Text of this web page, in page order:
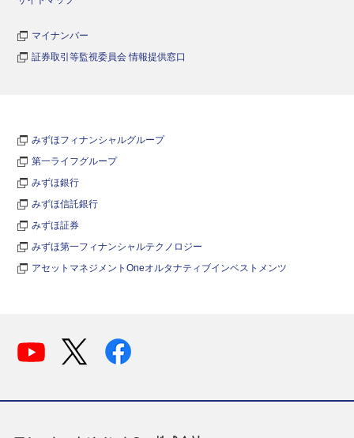
マイナンバー
証券取引等監視委員会 情報提供窓口
みずほフィナンシャルグループ
第一ライフグループ
みずほ銀行
みずほ信託銀行
みずほ証券
みずほ第一フィナンシャルテクノロジー
アセットマネジメントOneオルタナティブインベストメンツ